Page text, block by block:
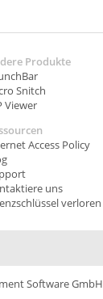
Produkte
Snitch
Viewer
Access Policy
uns
verloren
Software GmbH